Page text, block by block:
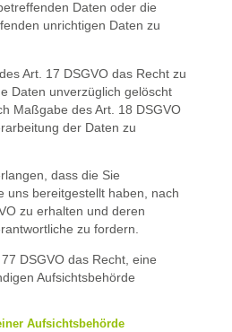
Daten oder die
unrichtigen Daten zu
Art. 17 DSGVO das Recht zu
Daten unverzüglich gelöscht
Maßgabe des Art. 18 DSGVO
der Daten zu
dass die Sie
uns bereitgestellt haben, nach
zu erhalten und deren
zu fordern.
DSGVO das Recht, eine
Aufsichtsbehörde
Aufsichtsbehörde